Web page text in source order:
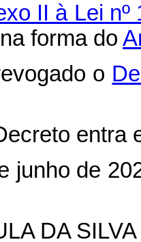
II à Lei nº
forma do
o
entra
junho de
DA SILVA